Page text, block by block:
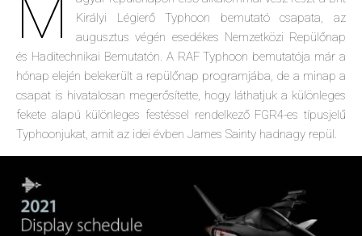
M
Királyi Légierő Typhoon bemutató csapata, az
augusztus végén esedékes Nemzetközi Repülőnap
és Haditechnikai Bemutatón. A RAF Typhoon bemutatója már a
hónap elején belekerült a repülőnap programjába, de a minap a
csapat is hivatalosan megerősítette, hogy láthatjuk a különleges
fekete alapú különleges festéssel rendelkező FGR4-es típusjelű
Typhoonjukat, amit az idei évben James Sainty hadnagy repül.